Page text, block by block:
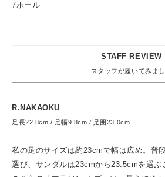
7ホール
STAFF REVIEW
スタッフが履いてみま
R.NAKAOKU
足長22.8cm / 足幅9.8cm / 足囲23.0cm
私の足のサイズは約23cmで幅は広め。普
選び、サンダルは23cmから23.5cmを選ぶ